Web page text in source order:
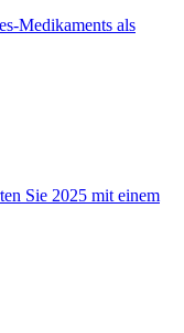
Medikaments als
Sie 2025 mit einem